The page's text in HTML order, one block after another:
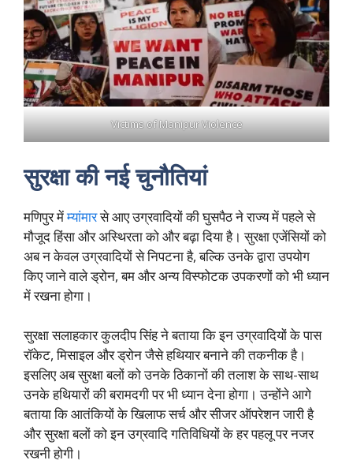
Victims of Manipur Violence
सुरक्षा की नई चुनौतियां
मणिपुर मेंम्यांमारसे आए उग्रवादियों की घुसपैठ ने राज्य में पहले से
मौजूद हिंसा और अस्थिरता को और बढ़ा दिया है। सुरक्षा एजेंसियों को
अब न केवल उग्रवादियों से निपटना है, बल्कि उनके द्वारा उपयोग
किए जाने वाले ड्रोन, बम और अन्य विस्फोटक उपकरणों को भी ध्यान
में रखना होगा।
सुरक्षा सलाहकार कुलदीप सिंह ने बताया कि इन उग्रवादियों के पास
रॉकेट, मिसाइल और ड्रोन जैसे हथियार बनाने की तकनीक है।
इसलिए अब सुरक्षा बलों को उनके ठिकानों की तलाश के साथ-साथ
उनके हथियारों की बरामदगी पर भी ध्यान देना होगा। उन्होंने आगे
बताया कि आतंकियों के खिलाफ सर्च और सीजर ऑपरेशन जारी है
और सुरक्षा बलों को इन उग्रवादि गतिविधियों के हर पहलू पर नजर
रखनी होगी।